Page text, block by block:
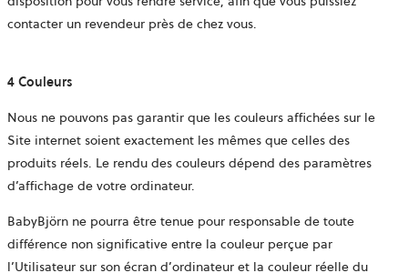
contacter un revendeur près de chez vous.
4 Couleurs
Nous ne pouvons pas garantir que les couleurs affichées sur le
Site internet soient exactement les mêmes que celles des
produits réels. Le rendu des couleurs dépend des paramètres
d’affichage de votre ordinateur.
BabyBjörn ne pourra être tenue pour responsable de toute
différence non significative entre la couleur perçue par
l’Utilisateur sur son écran d’ordinateur et la couleur réelle du